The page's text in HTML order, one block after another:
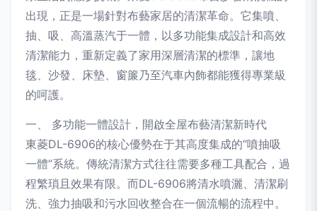
出現，正是一場針對布藝家居的清潔革命。它集噴、
抽、吸、高溫蒸汽于一體，以多功能集成設計和高效
清潔能力，重新定義了家用深層清潔的標準，讓地
毯、沙發、床墊、窗簾乃至汽車內飾都能獲得專業級
的呵護。
一、 多功能一體設計，開啟全屋布藝清潔新時代
東菱DL-6906的核心優勢在于其高度集成的“噴抽吸
一體”系統。傳統清潔方式往往需要多種工具配合，過
程繁瑣且效果有限。而DL-6906將清水噴灑、清潔刷
洗、強力抽吸和污水回收整合在一個流暢的流程中。